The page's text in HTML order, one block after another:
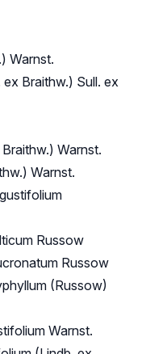
Warnst.
Braithw.) Sull. ex
Warnst.
Warnst.
Russow
Russow
(Russow)
Warnst.